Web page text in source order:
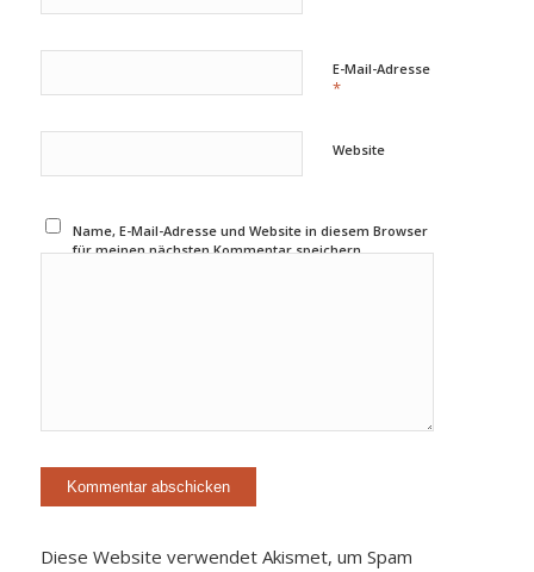
E-Mail-Adresse
*
Website
Name, E-Mail-Adresse und Website in diesem Browser
für meinen nächsten Kommentar speichern.
Diese Website verwendet Akismet, um Spam